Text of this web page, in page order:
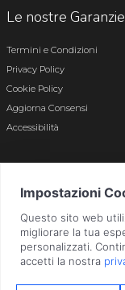
Le nostre Garanzie
Termini e Condizioni
Privacy Policy
Cookie Policy
Aggiorna Consensi
Accessibilità
Bergamo n.